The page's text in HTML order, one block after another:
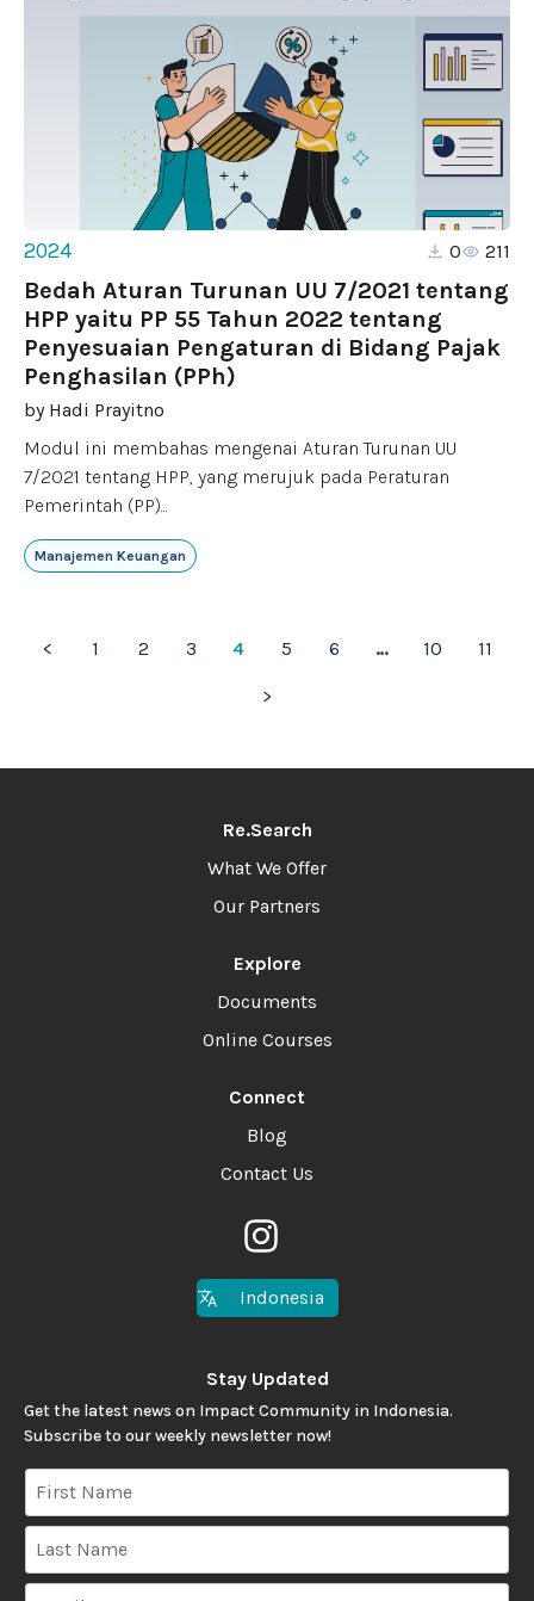
2024 0 211
Bedah Aturan Turunan UU 7/2021 tentang
HPP yaitu PP 55 Tahun 2022 tentang
Penyesuaian Pengaturan di Bidang Pajak
Penghasilan (PPh)
by Hadi Prayitno
Modul ini membahas mengenai Aturan Turunan UU
7/2021 tentang HPP, yang merujuk pada Peraturan
Pemerintah (PP)...
Manajemen Keuangan
< 1 2 3 4 5 6 … 10 11
>
Re.Search
What We Offer
Our Partners
Explore
Documents
Online Courses
Connect
Blog
Contact Us
Indonesia
Stay Updated
Get the latest news on Impact Community in Indonesia.
Subscribe to our weekly newsletter now!